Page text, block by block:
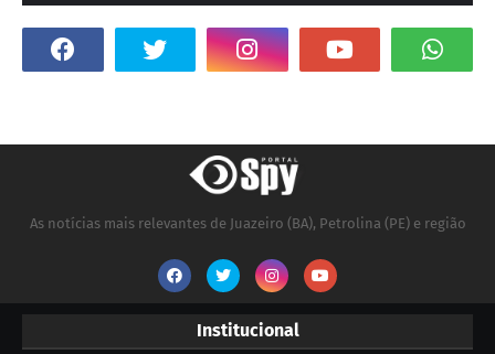
As notícias mais relevantes de Juazeiro (BA), Petrolina (PE) e região
Institucional